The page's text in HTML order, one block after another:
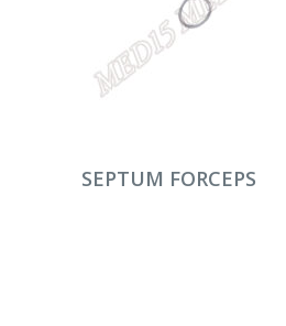
DEVAMINI OKU
SEPTUM FORCEPS